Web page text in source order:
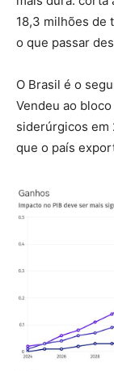
18,3 milhões de
o que passar
O Brasil é o
Vendeu ao
siderúrgicos em
que o país